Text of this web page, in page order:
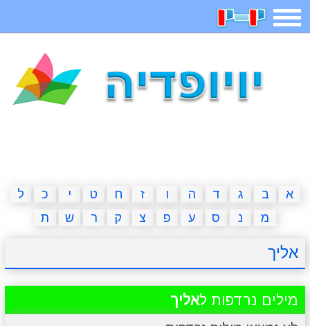
תפריט
איש תלוי מדריכים פוקימון גו מצא הבדלים
יצירה משחקי בנות אשליות חדשות
א ב ג ד ה ו ז ח ט י כ
ל
מ
נ ס ע פ צ ק ר ש ת
אליך
מילים נרדפות לאליך